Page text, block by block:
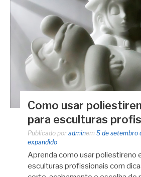
Como usar
para esculturas
Publicado por adminem 5 de setembro
expandido
Aprenda como usar poliestireno
esculturas profissionais com